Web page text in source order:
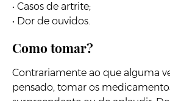
• Casos de artrite;
• Dor de ouvidos.
Como tomar?
Contrariamente ao que alguma
pensado, tomar os